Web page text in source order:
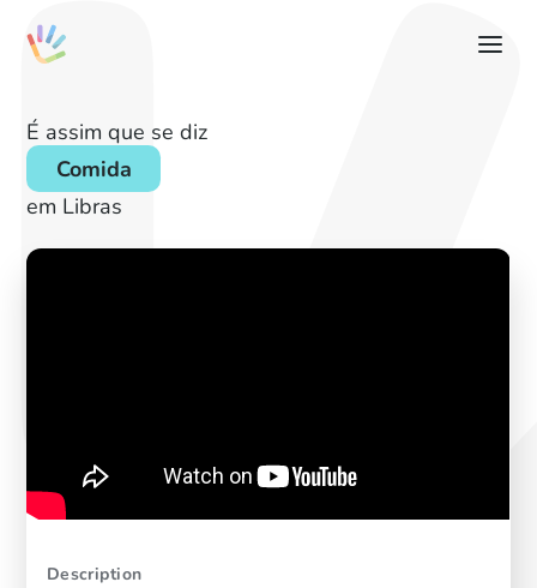
É assim que se diz
Comida
em Libras
Description